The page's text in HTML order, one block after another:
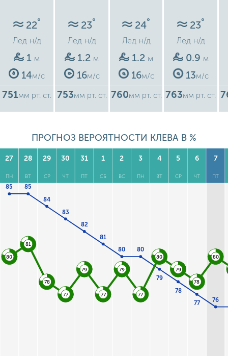
22°
Лед н/д
1 м
14м/с
751мм рт. ст.
23°
Лед н/д
1.2 м
16м/с
753мм рт. ст.
24°
Лед н/д
1.2 м
16м/с
760мм рт. ст.
23°
Лед н/д
0.9 м
13м/с
763мм рт. ст.
ПРОГНОЗ ВЕРОЯТНОСТИ КЛЕВА В %
27
ПН
28
ВТ
29
СР
30
ЧТ
31
ПТ
1
СБ
2
ВС
3
ПН
4
ВТ
5
СР
6
ЧТ
7
ПТ
85 85
84
83
82
81
80 80
79
78
77 76
80
81
78
77
79
77
79
77
80
79
78
80